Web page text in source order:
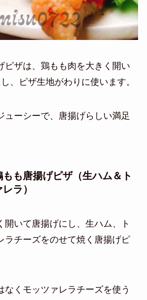
ピザは、鶏もも肉を大きく開い
、ピザ生地がわりに使います。
ューシーで、唐揚げらしい満足
もも唐揚げピザ（生ハム＆ト
ラ）
開いて唐揚げにし、生ハム、ト
ラチーズをのせて焼く唐揚げピ
なくモッツァレラチーズを使う